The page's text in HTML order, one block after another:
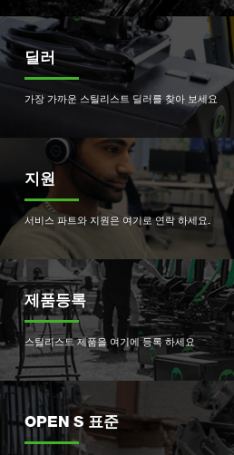
딜러
가장 가까운 스틸리스트 딜러를 찾아 보세요
지원
서비스 파트와 지원은 여기로 연락 하세요.
제품등록
스틸리스트 제품을 여기에 등록 하세요
OPEN S 표준